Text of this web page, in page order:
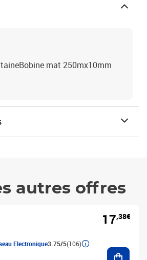
mat 250mx10mm
autres offres
Electronique3.75/5(106)
17,38€